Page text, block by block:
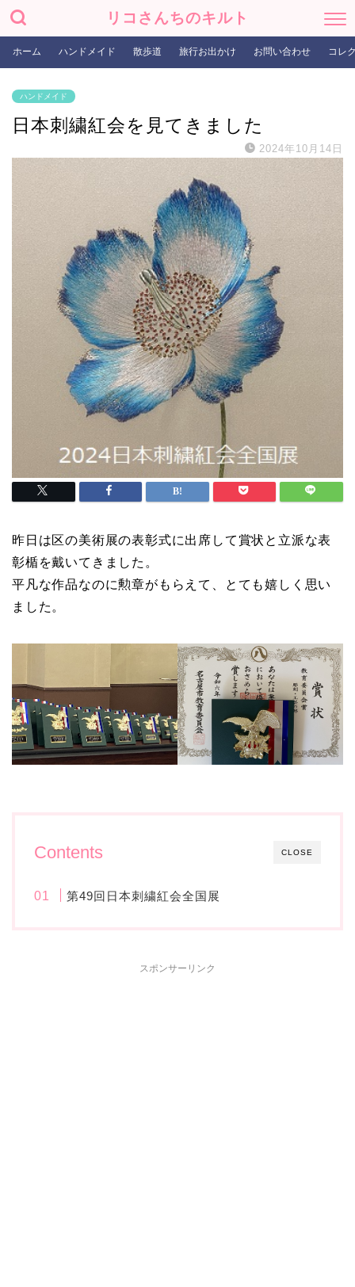
リコさんちのキルト
ホーム ハンドメイド 散歩道 旅行お出かけ お問い合わせ コレ
ハンドメイド
日本刺繍紅会を見てきました
2024年10月14日
昨日は区の美術展の表彰式に出席して賞状と立派な表
彰楯を戴いてきました。
平凡な作品なのに勲章がもらえて、とても嬉しく思い
ました。
CLOSE
Contents
第49回日本刺繍紅会全国展
スポンサーリンク